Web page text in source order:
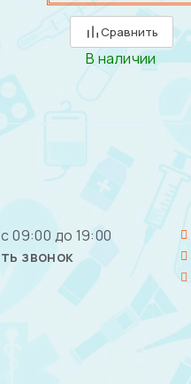
Сравнить
В наличии
09:00 до 19:00
звонок